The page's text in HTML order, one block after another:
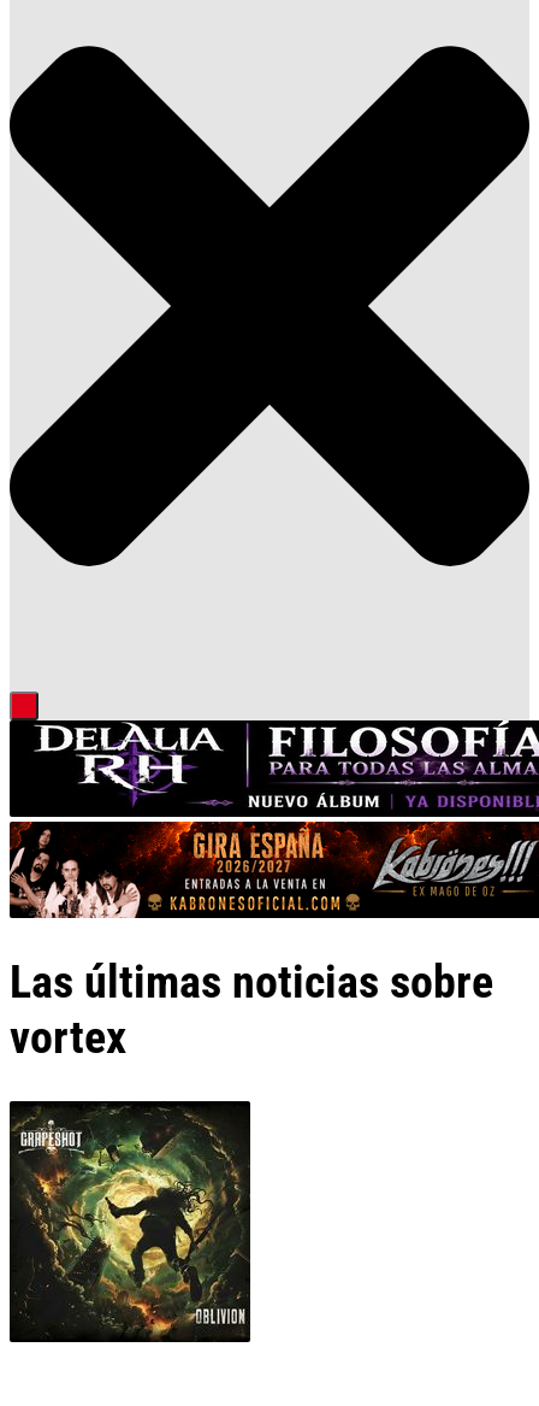
Las últimas noticias sobre
vortex